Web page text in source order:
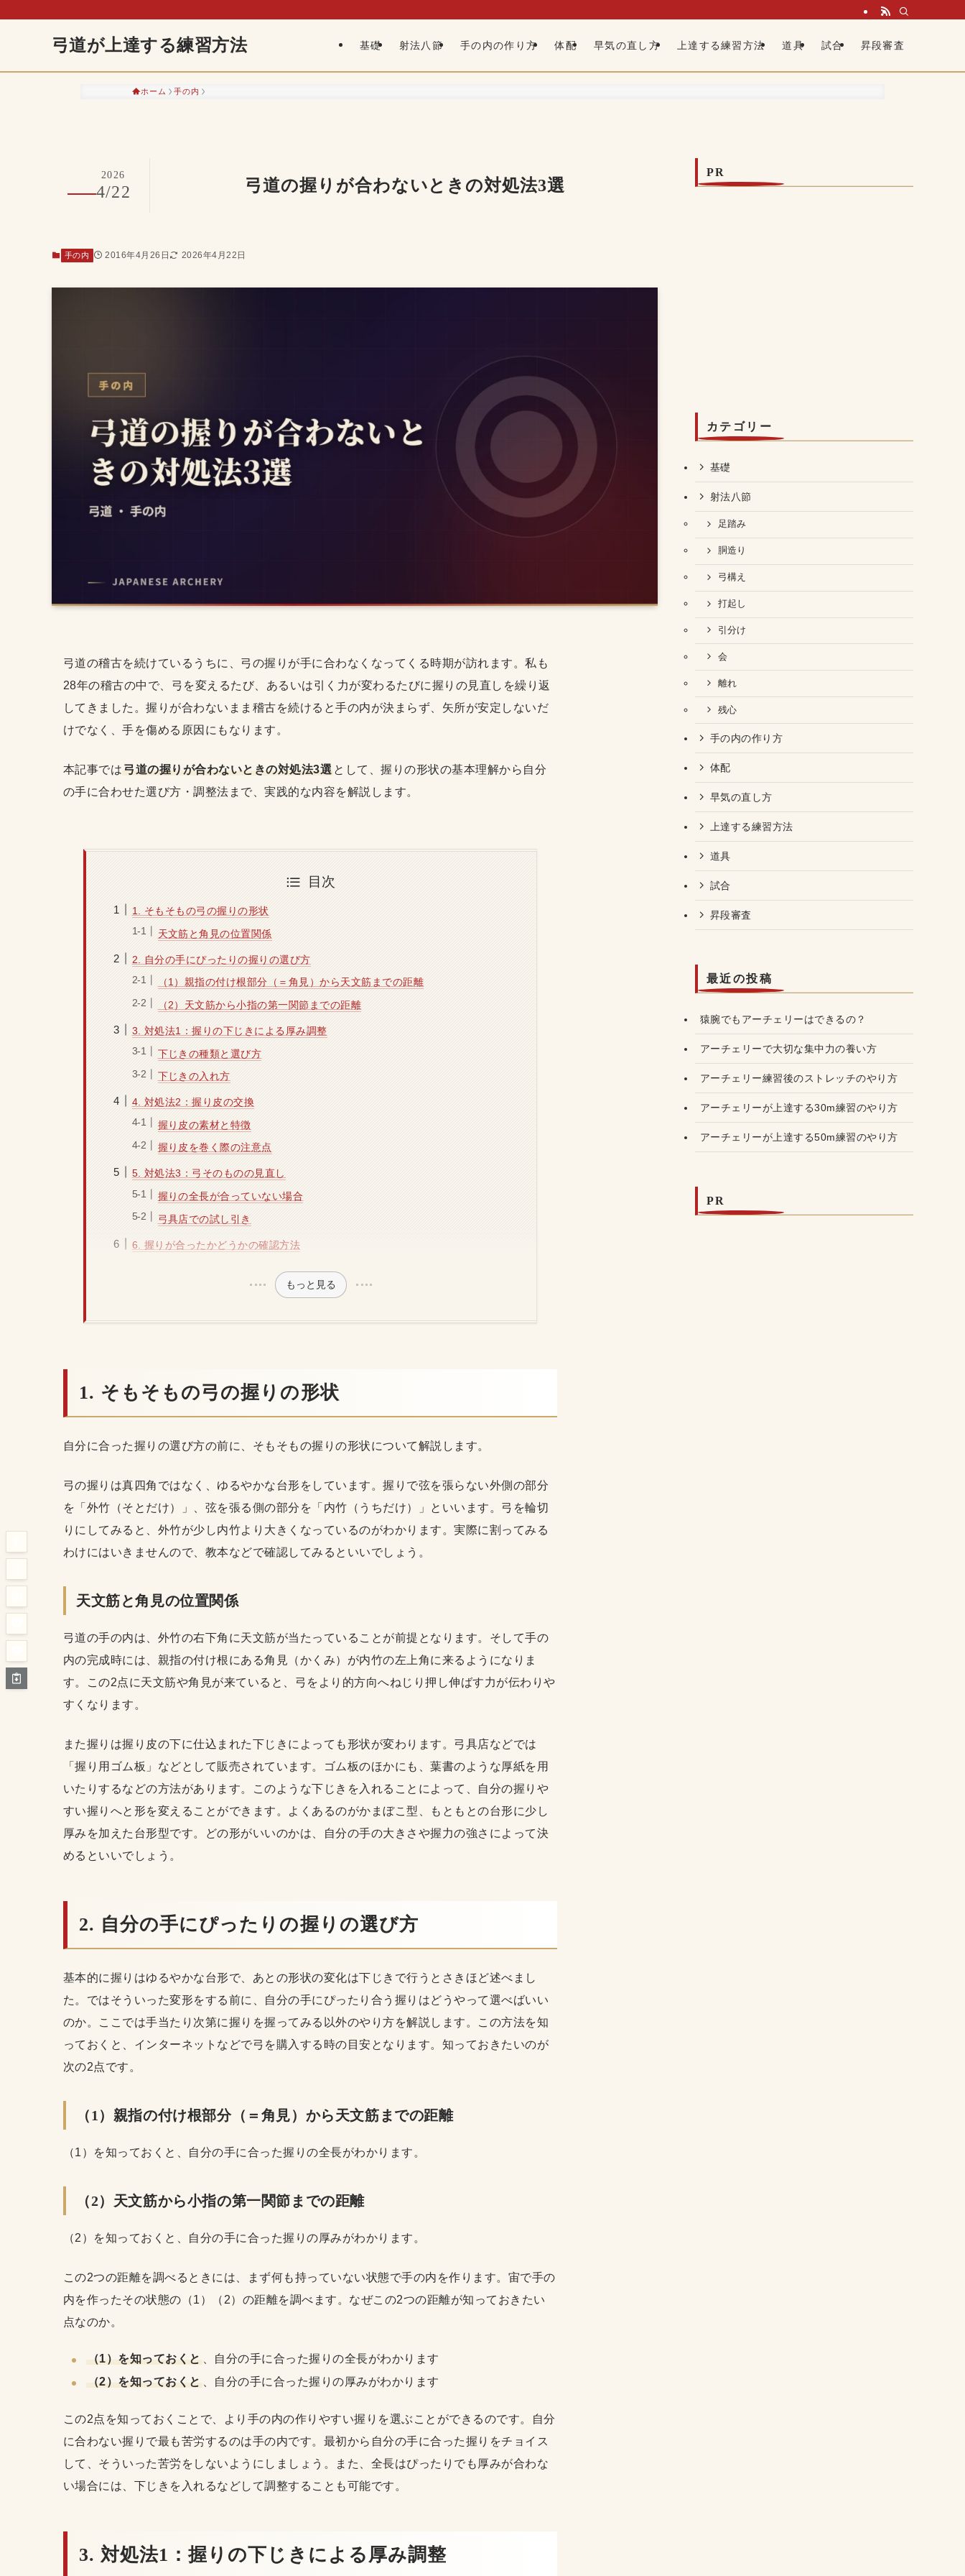
弓道が上達する練習方法 基礎 射法八節 手の内の作り方 体配 早気の直し方 上達する練習方法 道具 試合 昇段審査
ホーム 手の内
弓道の握りが合わないときの対処法3選
2026
4/22
手の内 2016年4月26日 2026年4月22日
弓道の稽古を続けているうちに、弓の握りが手に合わなくなってくる時期が訪れます。私も
28年の稽古の中で、弓を変えるたび、あるいは引く力が変わるたびに握りの見直しを繰り返
してきました。握りが合わないまま稽古を続けると手の内が決まらず、矢所が安定しないだ
けでなく、手を傷める原因にもなります。
本記事では 弓道の握りが合わないときの対処法3選 として、握りの形状の基本理解から自分
の手に合わせた選び方・調整法まで、実践的な内容を解説します。
目次
1. そもそもの弓の握りの形状
天文筋と角見の位置関係
2. 自分の手にぴったりの握りの選び方
（1）親指の付け根部分（＝角見）から天文筋までの距離
（2）天文筋から小指の第一関節までの距離
3. 対処法1：握りの下じきによる厚み調整
下じきの種類と選び方
下じきの入れ方
4. 対処法2：握り皮の交換
握り皮の素材と特徴
握り皮を巻く際の注意点
5. 対処法3：弓そのものの見直し
握りの全長が合っていない場合
弓具店での試し引き
6. 握りが合ったかどうかの確認方法
もっと見る
1. そもそもの弓の握りの形状
自分に合った握りの選び方の前に、そもそもの握りの形状について解説します。
弓の握りは真四角ではなく、ゆるやかな台形をしています。握りで弦を張らない外側の部分
を「外竹（そとだけ）」、弦を張る側の部分を「内竹（うちだけ）」といいます。弓を輪切
りにしてみると、外竹が少し内竹より大きくなっているのがわかります。実際に割ってみる
わけにはいきませんので、教本などで確認してみるといいでしょう。
天文筋と角見の位置関係
弓道の手の内は、外竹の右下角に天文筋が当たっていることが前提となります。そして手の
内の完成時には、親指の付け根にある角見（かくみ）が内竹の左上角に来るようになりま
す。この2点に天文筋や角見が来ていると、弓をより的方向へねじり押し伸ばす力が伝わりや
すくなります。
また握りは握り皮の下に仕込まれた下じきによっても形状が変わります。弓具店などでは
「握り用ゴム板」などとして販売されています。ゴム板のほかにも、葉書のような厚紙を用
いたりするなどの方法があります。このような下じきを入れることによって、自分の握りや
すい握りへと形を変えることができます。よくあるのがかまぼこ型、もともとの台形に少し
厚みを加えた台形型です。どの形がいいのかは、自分の手の大きさや握力の強さによって決
めるといいでしょう。
2. 自分の手にぴったりの握りの選び方
基本的に握りはゆるやかな台形で、あとの形状の変化は下じきで行うとさきほど述べまし
た。ではそういった変形をする前に、自分の手にぴったり合う握りはどうやって選べばいい
のか。ここでは手当たり次第に握りを握ってみる以外のやり方を解説します。この方法を知
っておくと、インターネットなどで弓を購入する時の目安となります。知っておきたいのが
次の2点です。
（1）親指の付け根部分（＝角見）から天文筋までの距離
（1）を知っておくと、自分の手に合った握りの全長がわかります。
（2）天文筋から小指の第一関節までの距離
（2）を知っておくと、自分の手に合った握りの厚みがわかります。
この2つの距離を調べるときには、まず何も持っていない状態で手の内を作ります。宙で手の
内を作ったその状態の（1）（2）の距離を調べます。なぜこの2つの距離が知っておきたい
点なのか。
（1）を知っておくと
、自分の手に合った握りの全長がわかります
（2）を知っておくと
、自分の手に合った握りの厚みがわかります
この2点を知っておくことで、より手の内の作りやすい握りを選ぶことができるのです。自分
に合わない握りで最も苦労するのは手の内です。最初から自分の手に合った握りをチョイス
して、そういった苦労をしないようにしましょう。また、全長はぴったりでも厚みが合わな
い場合には、下じきを入れるなどして調整することも可能です。
3. 対処法1：握りの下じきによる厚み調整
PR
カテゴリー
基礎
射法八節
足踏み
胴造り
弓構え
打起し
引分け
会
離れ
残心
手の内の作り方
体配
早気の直し方
上達する練習方法
道具
試合
昇段審査
最近の投稿
猿腕でもアーチェリーはできるの？
アーチェリーで大切な集中力の養い方
アーチェリー練習後のストレッチのやり方
アーチェリーが上達する30m練習のやり方
アーチェリーが上達する50m練習のやり方
PR